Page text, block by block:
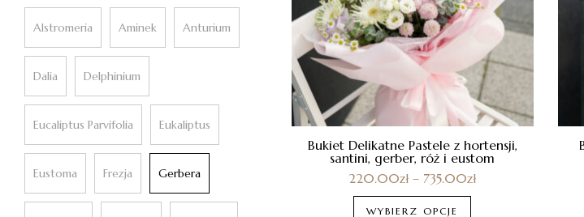
Alstromeria Aminek Anturium
Dalia Delphinium
Eucaliptus Parvifolia Eukaliptus
Eustoma Frezja Gerbera
Bukiet Delikatne Pastele z hortensji,
santini, gerber, róż i eustom
220.00zł – 735.00zł
WYBIERZ OPCJE